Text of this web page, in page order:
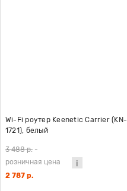
Wi-Fi роутер Keenetic Carrier (KN-
1721), белый
3 488 р. -
розничная цена
2 787 р.